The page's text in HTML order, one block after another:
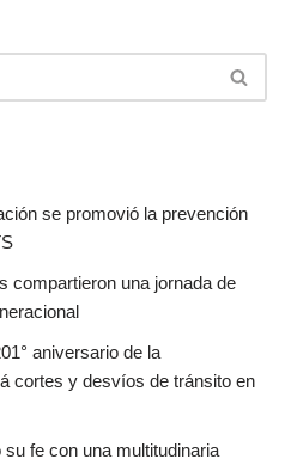
se promovió la prevención
compartieron una jornada de
aniversario de la
cortes y desvíos de tránsito en
fe con una multitudinaria